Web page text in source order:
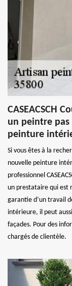
CASEACSCH
un peintre
peinture
Si vous êtes à la
nouvelle peinture
professionnel
un prestataire qui est
garantie d’un travail
intérieure, il peut
façades. Pour des
chargés de clientèle.